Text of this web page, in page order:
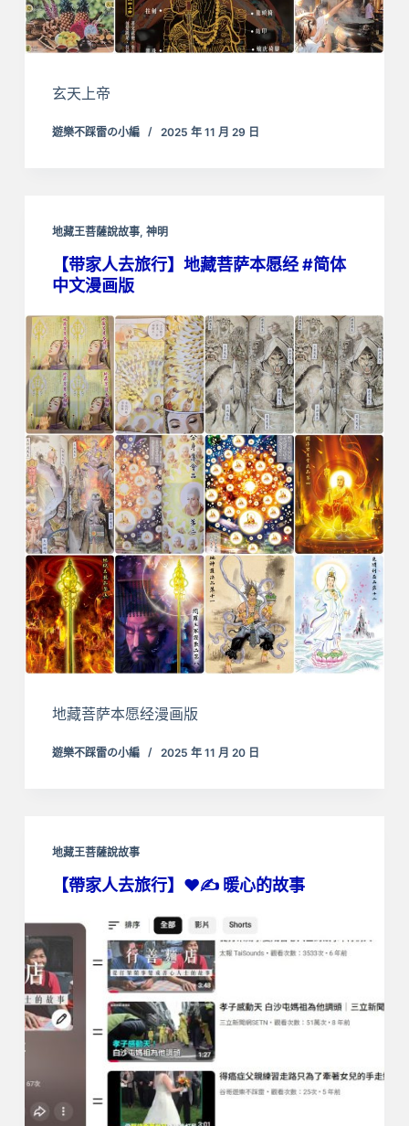
玄天上帝
遊樂不踩雷の小編 2025 年 11 月 29 日
地藏王菩薩說故事, 神明
【带家人去旅行】地藏菩萨本愿经 #简体
中文漫画版
地藏菩萨本愿经漫画版
遊樂不踩雷の小編 2025 年 11 月 20 日
地藏王菩薩說故事
【帶家人去旅行】❤️✍ 暖心的故事